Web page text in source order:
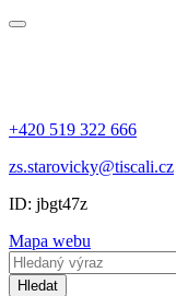
+420 519 322 666
zs.starovicky@tiscali.cz
ID: jbgt47z
Mapa webu
Hledat